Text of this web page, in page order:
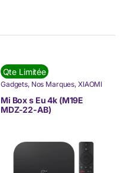
Qte Limitée
Gadgets, Nos Marques, XIAOMI
Mi Box s Eu 4k (M19E
MDZ-22-AB)